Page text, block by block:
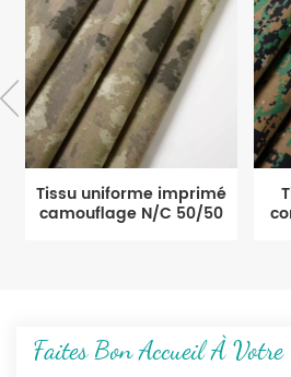
Tissu uniforme imprimé
camouflage N/C 50/50
Faites Bon Accueil À Votre